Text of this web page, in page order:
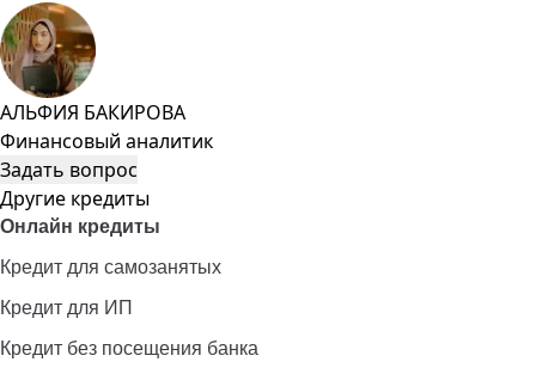
АЛЬФИЯ БАКИРОВА
Финансовый аналитик
Задать вопрос
Другие кредиты
Онлайн кредиты
Кредит для самозанятых
Кредит для ИП
Кредит без посещения банка